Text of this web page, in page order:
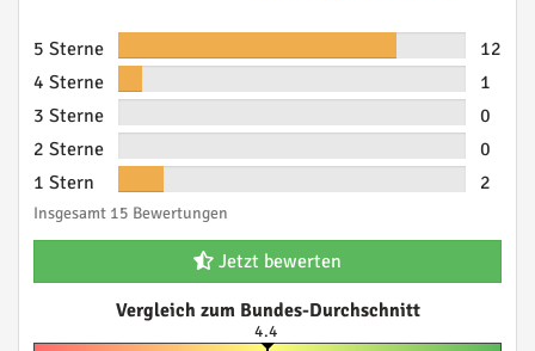
5 Sterne
12
4 Sterne
1
3 Sterne
0
2 Sterne
0
1 Stern
2
Insgesamt 15 Bewertungen
Jetzt bewerten
Vergleich zum Bundes-Durchschnitt
4.4